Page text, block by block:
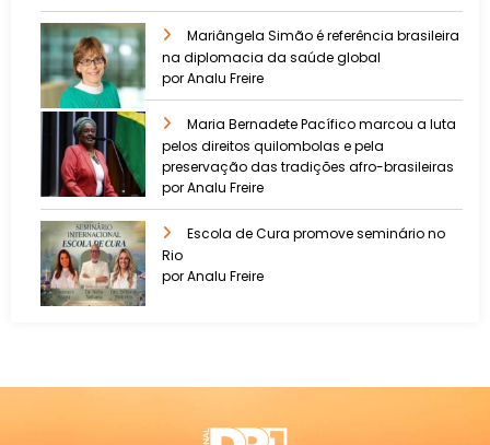
Mariângela Simão é referência brasileira
na diplomacia da saúde global
por Analu Freire
Maria Bernadete Pacífico marcou a luta
pelos direitos quilombolas e pela
preservação das tradições afro-brasileiras
por Analu Freire
Escola de Cura promove seminário no
Rio
por Analu Freire